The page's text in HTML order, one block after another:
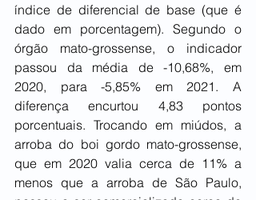
índice de diferencial de base (que é
dado em porcentagem). Segundo o
órgão mato-grossense, o indicador
passou da média de -10,68%, em
2020, para -5,85% em 2021. A
diferença encurtou 4,83 pontos
porcentuais. Trocando em miúdos, a
arroba do boi gordo mato-grossense,
que em 2020 valia cerca de 11% a
menos que a arroba de São Paulo,